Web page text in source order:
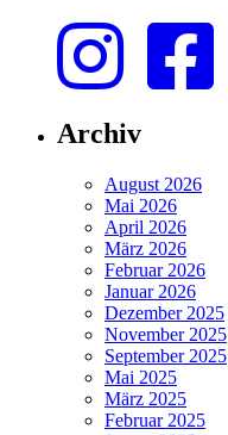
Archiv
August 2026
Mai 2026
April 2026
März 2026
Februar 2026
Januar 2026
Dezember 2025
November 2025
September 2025
Mai 2025
März 2025
Februar 2025